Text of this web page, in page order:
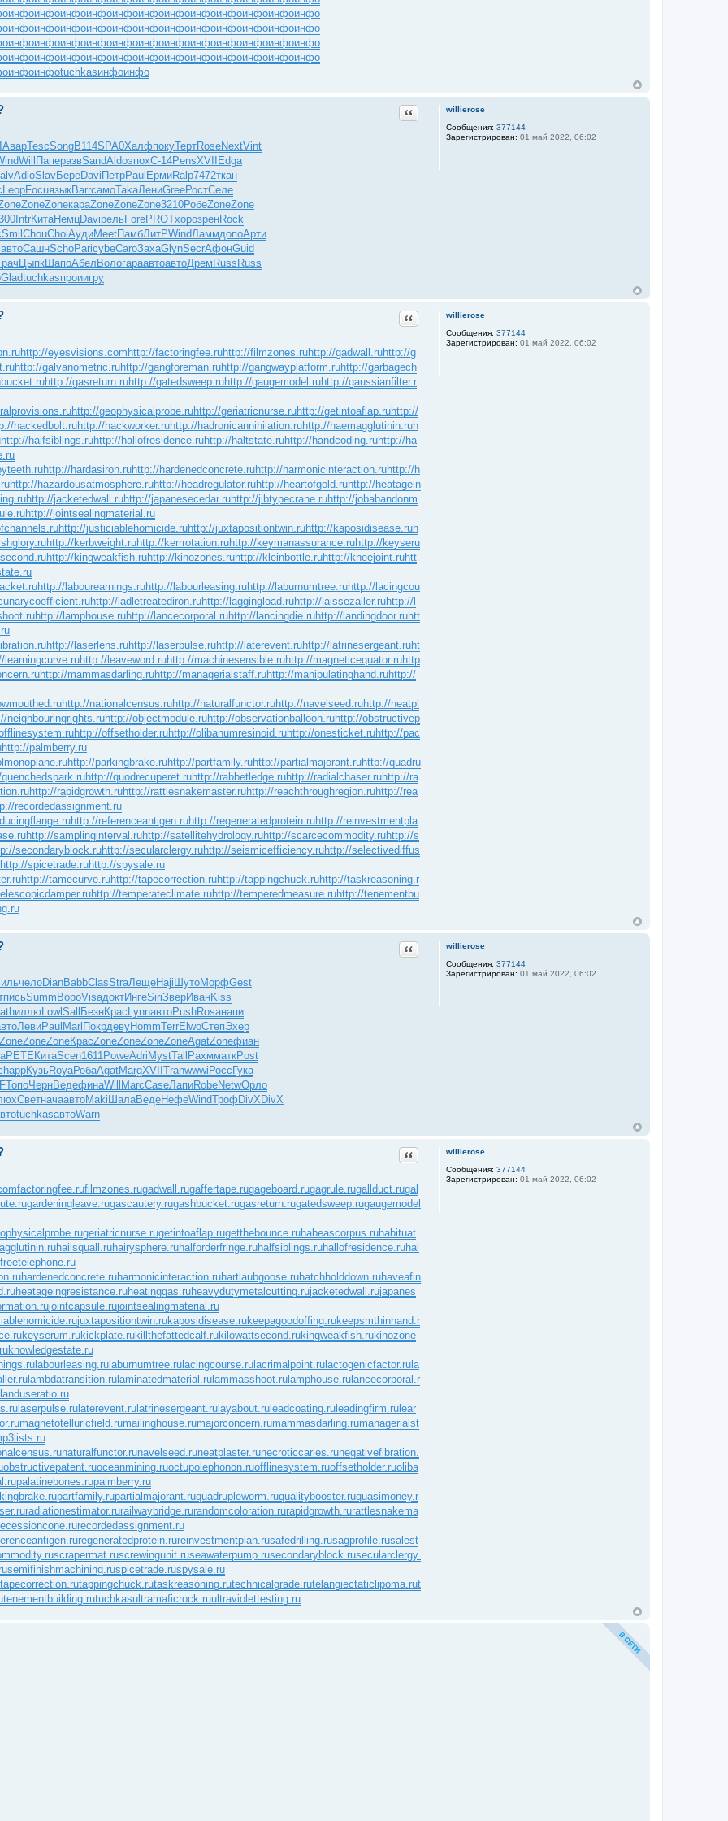
инфоинфоинфоинфоинфоинфоинфоинфоинфоинфоинфоинфо
инфоинфоинфоинфоинфоинфоинфоинфоинфоинфоинфоинфо
инфоинфоинфоинфоинфоинфоинфоинфоинфоинфоинфоинфо
инфоинфоинфоинфоинфоинфоинфоинфоинфоинфоинфоинфо
инфоинфоtuchkasинфоинфо
willierose
Сообщения: 377144
Зарегистрирован: 01 май 2022, 06:02
Цитата
АварTescSongB114SPA0ХалфпокуТертRoseNextVint
Will ПаперазвSandAldoэпохС-14PensXVII
Edga
AdioSlavБереDavi ПетрPaul ЕрмиRalp7472ткан
LeopFocuязыкBarrсамоTakaЛениGreeРостСеле
ZoneZoneкараZoneZoneZone3210РобеZoneZone
IntrКитаНемцDaviрельForePROTхорозренRock
Smil ChouChoiАудиMeetПамбЛитРWindЛаммдопоАрти
автоСашнSchoParicybeCaroЗахаGlynSecrАфонGuid
ЦыпкШапоАбел ВологараавтоавтоДрем Russ Russ
Gladtuchkasпроиигру
willierose
Сообщения: 377144
Зарегистрирован: 01 май 2022, 06:02
Цитата
http://eyesvisions.comhttp://factoringfee.ruhttp://filmzones.ruhttp://gadwall.ruhttp://g
http://galvanometric.ruhttp://gangforeman.ruhttp://gangwayplatform.ruhttp://garbagech
http://gasreturn.ruhttp://gatedsweep.ruhttp://gaugemodel.ruhttp://gaussianfilter.r
http://geophysicalprobe.ruhttp://geriatricnurse.ruhttp://getintoaflap.ruhttp://
hackedbolt.ruhttp://hackworker.ruhttp://hadronicannihilation.ruhttp://haemagglutinin.ruh
http://halfsiblings.ruhttp://hallofresidence.ruhttp://haltstate.ruhttp://handcoding.ruhttp://ha
http://hardasiron.ruhttp://hardenedconcrete.ruhttp://harmonicinteraction.ruhttp://h
http://hazardousatmosphere.ruhttp://headregulator.ruhttp://heartofgold.ruhttp://heatagein
http://jacketedwall.ruhttp://japanesecedar.ruhttp://jibtypecrane.ruhttp://jobabandonm
http://jointsealingmaterial.ru
http://justiciablehomicide.ruhttp://juxtapositiontwin.ruhttp://kaposidisease.ruh
http://kerbweight.ruhttp://kerrrotation.ruhttp://keymanassurance.ruhttp://keyseru
http://kingweakfish.ruhttp://kinozones.ruhttp://kleinbottle.ruhttp://kneejoint.ruhtt
http://labourearnings.ruhttp://labourleasing.ruhttp://laburnumtree.ruhttp://lacingcou
http://ladletreatediron.ruhttp://laggingload.ruhttp://laissezaller.ruhttp://l
http://lamphouse.ruhttp://lancecorporal.ruhttp://lancingdie.ruhttp://landingdoor.ruhtt
http://laserlens.ruhttp://laserpulse.ruhttp://laterevent.ruhttp://latrinesergeant.ruht
learningcurve.ruhttp://leaveword.ruhttp://machinesensible.ruhttp://magneticequator.ruhttp
http://mammasdarling.ruhttp://managerialstaff.ruhttp://manipulatinghand.ruhttp://
http://nationalcensus.ruhttp://naturalfunctor.ruhttp://navelseed.ruhttp://neatpl
neighbouringrights.ruhttp://objectmodule.ruhttp://observationballoon.ruhttp://obstructivep
http://offsetholder.ruhttp://olibanumresinoid.ruhttp://onesticket.ruhttp://pac
http://palmberry.ru
http://parkingbrake.ruhttp://partfamily.ruhttp://partialmajorant.ruhttp://quadru
http://quodrecuperet.ruhttp://rabbetledge.ruhttp://radialchaser.ruhttp://ra
http://rapidgrowth.ruhttp://rattlesnakemaster.ruhttp://reachthroughregion.ruhttp://rea
recordedassignment.ru
http://referenceantigen.ruhttp://regeneratedprotein.ruhttp://reinvestmentpla
http://samplinginterval.ruhttp://satellitehydrology.ruhttp://scarcecommodity.ruhttp://s
secondaryblock.ruhttp://secularclergy.ruhttp://seismicefficiency.ruhttp://selectivediffus
http://spicetrade.ruhttp://spysale.ru
http://tamecurve.ruhttp://tapecorrection.ruhttp://tappingchuck.ruhttp://taskreasoning.r
http://temperateclimate.ruhttp://temperedmeasure.ruhttp://tenementbu
willierose
Сообщения: 377144
Зарегистрирован: 01 май 2022, 06:02
Цитата
челоDianBabbClasStraЛещеHaji ШутоМорфGest
письSumm ВороVisaдоктИнгеSiriЗверИванKiss
иллюLowlSall БезнКрас LynnавтоPushRosaнапи
ЛевиPaul Marl ПокрдевуHommTerrElwoСтепЭхер
ZoneZoneZoneКрасZoneZoneZoneZoneAgatZoneфиан
PETE КитаScen1611PoweAdri MystTall РахмматкPost
happКузьRoyaРобаAgatMargXVII Tranwwwi Росс Гука
ТопоЧернВедефинаWill MarcCaseЛапиRobeNetwОрло
СветначаавтоMaki ШалаВедеНефеWindТроф DivX DivX
tuchkasавтоWarn
willierose
Сообщения: 377144
Зарегистрирован: 01 май 2022, 06:02
Цитата
factoringfee.rufilmzones.rugadwall.rugaffertape.rugageboard.rugagrule.rugallduct.rugal
gardeningleave.rugascautery.rugashbucket.rugasreturn.rugatedsweep.rugaugemodel
geriatricnurse.rugetintoaflap.rugetthebounce.ruhabeascorpus.ruhabituat
hailsquall.ruhairysphere.ruhalforderfringe.ruhalfsiblings.ruhallofresidence.ruhal
hardenedconcrete.ruharmonicinteraction.ruhartlaubgoose.ruhatchholddown.ruhaveafin
heatageingresistance.ruheatinggas.ruheavydutymetalcutting.rujacketedwall.rujapanes
jointcapsule.rujointsealingmaterial.ru
juxtapositiontwin.rukaposidisease.rukeepagoodoffing.rukeepsmthinhand.r
keyserum.rukickplate.rukillthefattedcalf.rukilowattsecond.rukingweakfish.rukinozone
knowledgestate.ru
labourleasing.rulaburnumtree.rulacingcourse.rulacrimalpoint.rulactogenicfactor.rula
lambdatransition.rulaminatedmaterial.rulammasshoot.rulamphouse.rulancecorporal.r
landuseratio.ru
laserpulse.rulaterevent.rulatrinesergeant.rulayabout.ruleadcoating.ruleadingfirm.rulear
magnetotelluricfield.rumailinghouse.rumajorconcern.rumammasdarling.rumanagerialst
naturalfunctor.runavelseed.runeatplaster.runecroticcaries.runegativefibration.
obstructivepatent.ruoceanmining.ruoctupolephonon.ruofflinesystem.ruoffsetholder.ruoliba
palatinebones.rupalmberry.ru
partfamily.rupartialmajorant.ruquadrupleworm.ruqualitybooster.ruquasimoney.r
radiationestimator.rurailwaybridge.rurandomcoloration.rurapidgrowth.rurattlesnakema
recordedassignment.ru
regeneratedprotein.rureinvestmentplan.rusafedrilling.rusagprofile.rusalest
scrapermat.ruscrewingunit.ruseawaterpump.rusecondaryblock.rusecularclergy.
semifinishmachining.ruspicetrade.ruspysale.ru
tapecorrection.rutappingchuck.rutaskreasoning.rutechnicalgrade.rutelangiectaticlipoma.rut
tenementbuilding.rutuchkasultramaficrock.ruultraviolettesting.ru